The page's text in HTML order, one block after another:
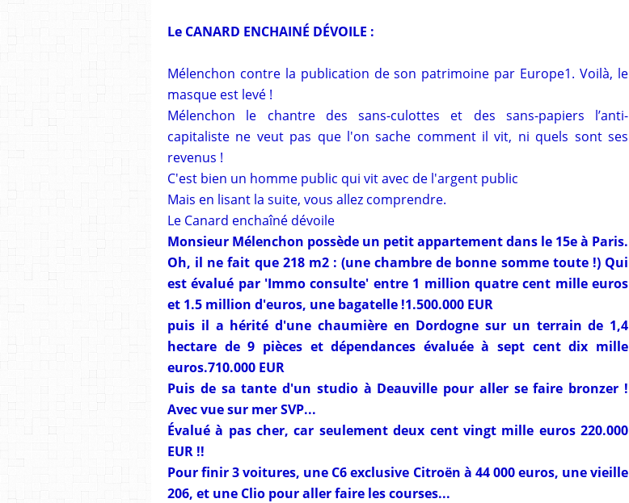
Le CANARD ENCHAINÉ DÉVOILE :
Mélenchon contre la publication de son patrimoine par Europe1. Voilà, le
masque est levé !
Mélenchon le chantre des sans-culottes et des sans-papiers l’anti-
capitaliste ne veut pas que l'on sache comment il vit, ni quels sont ses
revenus !
C'est bien un homme public qui vit avec de l'argent public
Mais en lisant la suite, vous allez comprendre.
Le Canard enchaîné dévoile
Monsieur Mélenchon possède un petit appartement dans le 15e à Paris.
Oh, il ne fait que 218 m2 : (une chambre de bonne somme toute !) Qui
est évalué par 'Immo consulte' entre 1 million quatre cent mille euros
et 1.5 million d'euros, une bagatelle !1.500.000 EUR
puis il a hérité d'une chaumière en Dordogne sur un terrain de 1,4
hectare de 9 pièces et dépendances évaluée à sept cent dix mille
euros.710.000 EUR
Puis de sa tante d'un studio à Deauville pour aller se faire bronzer !
Avec vue sur mer SVP...
Évalué à pas cher, car seulement deux cent vingt mille euros 220.000
EUR !!
Pour finir 3 voitures, une C6 exclusive Citroën à 44 000 euros, une vieille
206, et une Clio pour aller faire les courses...